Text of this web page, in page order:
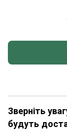
Зверніть
будуть